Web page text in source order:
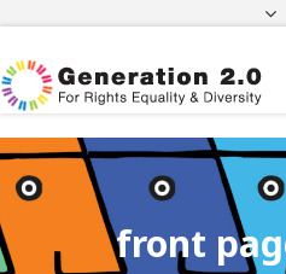
Πορεία Φακέλου Πολίτη Τρίτης Χώρας
Πορεία Φακέλου Ιθαγένειας
e-paravolo
FacebookTwitter Instagram
YoutubeLinkedin
front